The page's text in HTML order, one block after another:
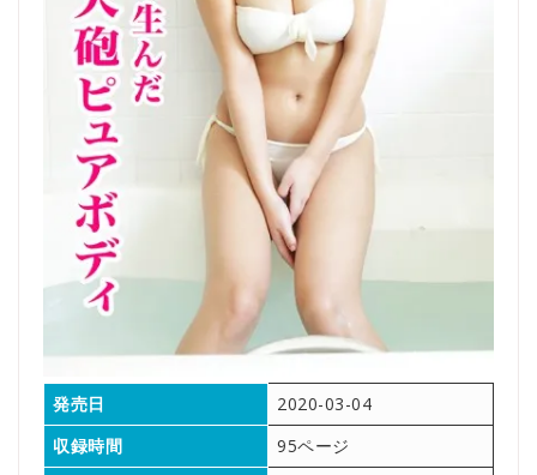
発売日
2020-03-04
収録時間
95ページ